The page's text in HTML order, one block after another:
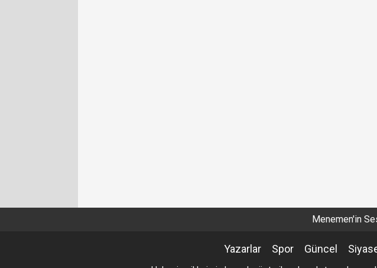
Menemen'in
Yazarlar Spor Güncel